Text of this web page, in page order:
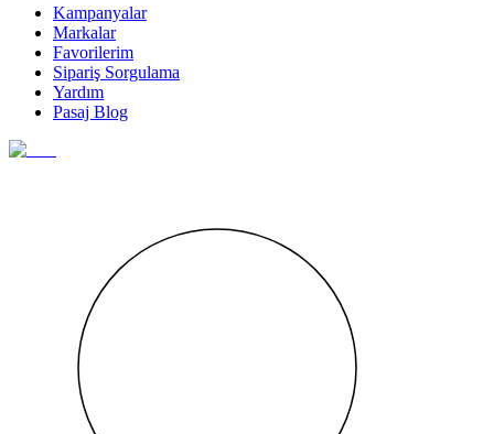
Kampanyalar
Markalar
Favorilerim
Sipariş Sorgulama
Yardım
Pasaj Blog